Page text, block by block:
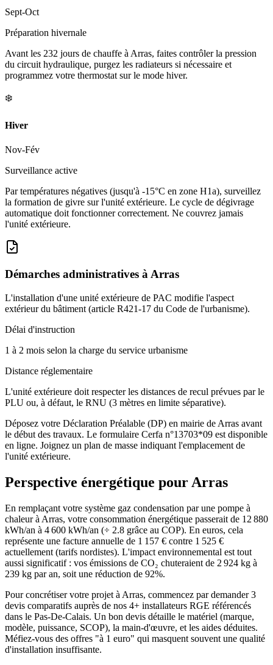
Sept-Oct
Préparation hivernale
Avant les 232 jours de chauffe à Arras, faites contrôler la pression
du circuit hydraulique, purgez les radiateurs si nécessaire et
programmez votre thermostat sur le mode hiver.
❄️
Hiver
Nov-Fév
Surveillance active
Par températures négatives (jusqu'à -15°C en zone H1a), surveillez
la formation de givre sur l'unité extérieure. Le cycle de dégivrage
automatique doit fonctionner correctement. Ne couvrez jamais
l'unité extérieure.
Démarches administratives àArras
L'installation d'une unité extérieure de PAC modifie l'aspect
extérieur du bâtiment (article R421-17 du Code de l'urbanisme).
Délai d'instruction
1 à 2 mois selon la charge du service urbanisme
Distance réglementaire
L'unité extérieure doit respecter les distances de recul prévues par le
PLU ou, à défaut, le RNU (3 mètres en limite séparative).
Déposez votre Déclaration Préalable (DP) en mairie de Arras avant
le début des travaux. Le formulaire Cerfa n°13703*09 est disponible
en ligne. Joignez un plan de masse indiquant l'emplacement de
l'unité extérieure.
Perspective énergétique pour Arras
En remplaçant votre système gaz condensation par une pompe à
chaleur à Arras, votre consommation énergétique passerait de 12 880
kWh/an à 4 600 kWh/an (÷ 2.8 grâce au COP). En euros, cela
représente une facture annuelle de 1 157 € contre 1 525 €
actuellement (tarifs nordistes). L'impact environnemental est tout
aussi significatif : vos émissions de CO₂ chuteraient de 2 924 kg à
239 kg par an, soit une réduction de 92%.
Pour concrétiser votre projet à Arras, commencez par demander 3
devis comparatifs auprès de nos 4+ installateurs RGE référencés
dans le Pas-De-Calais. Un bon devis détaille le matériel (marque,
modèle, puissance, SCOP), la main-d'œuvre, et les aides déduites.
Méfiez-vous des offres "à 1 euro" qui masquent souvent une qualité
d'installation insuffisante.